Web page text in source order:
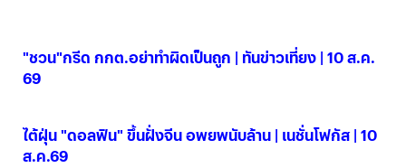
"ชวน"กรีด กกต.อย่าทำผิดเป็นถูก | ทันข่าวเที่ยง | 10 ส.ค.
69
ไต้ฝุ่น "ดอลฟิน" ขึ้นฝั่งจีน อพยพนับล้าน | เนชั่นโฟกัส | 10
ส.ค.69